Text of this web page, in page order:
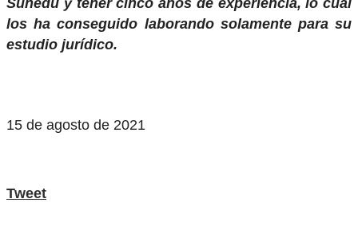
los ha conseguido laborando solamente para su
estudio jurídico.
15 de agosto de 2021
Tweet